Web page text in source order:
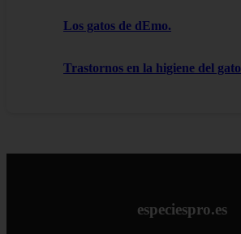
Los gatos de dEmo.
Trastornos en la higiene del gato
especiespro.es